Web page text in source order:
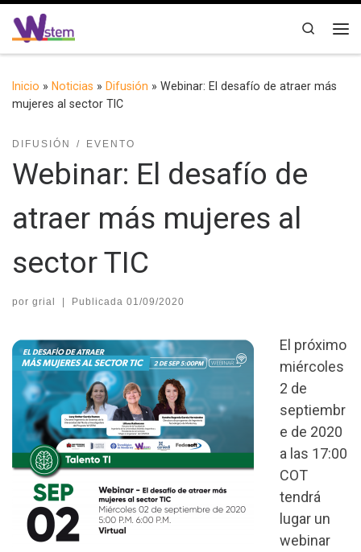
Saltar al contenido
Search
Inicio » Noticias » Difusión » Webinar: El desafío de atraer más
mujeres al sector TIC
DIFUSIÓN EVENTO
Webinar: El desafío de
atraer más mujeres al
sector TIC
por grial | Publicada 01/09/2020
El próximo
miércoles
2 de
septiembr
e de 2020
a las 17:00
COT
tendrá
lugar un
webinar